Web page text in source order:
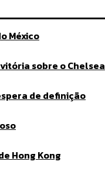
México
sobre o Chelsea
de definição
Hong Kong